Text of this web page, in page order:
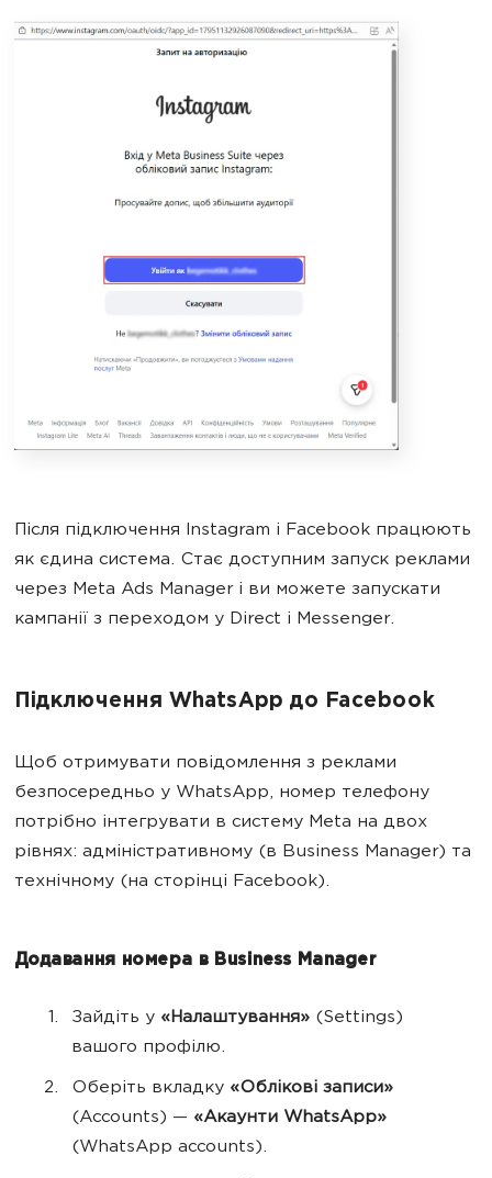
Після підключення Instagram і Facebook працюють
як єдина система. Стає доступним запуск реклами
через Meta Ads Manager і ви можете запускати
кампанії з переходом у Direct і Messenger.
Підключення WhatsApp до Facebook
Щоб отримувати повідомлення з реклами
безпосередньо у WhatsApp, номер телефону
потрібно інтегрувати в систему Meta на двох
рівнях: адміністративному (в Business Manager) та
технічному (на сторінці Facebook).
Додавання номера в Business Manager
Зайдіть у «Налаштування» (Settings)
вашого профілю.
Оберіть вкладку «Облікові записи»
(Accounts) — «Акаунти WhatsApp»
(WhatsApp accounts).